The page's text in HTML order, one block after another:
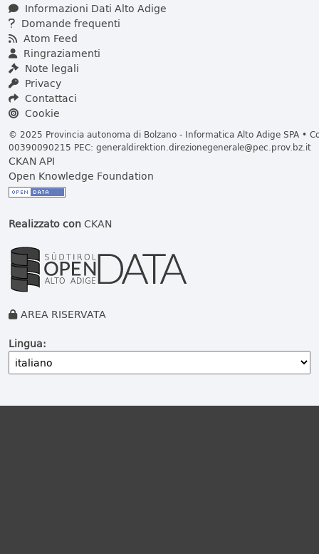
Informazioni Dati Alto Adige
Domande frequenti
Atom Feed
Ringraziamenti
Note legali
Privacy
Contattaci
Cookie
© 2025 Provincia autonoma di Bolzano - Informatica Alto Adige SPA •
00390090215 PEC: generaldirektion.direzionegenerale@pec.prov.bz.it
CKAN API
Open Knowledge Foundation
Realizzato conCKAN
AREA RISERVATA
Lingua